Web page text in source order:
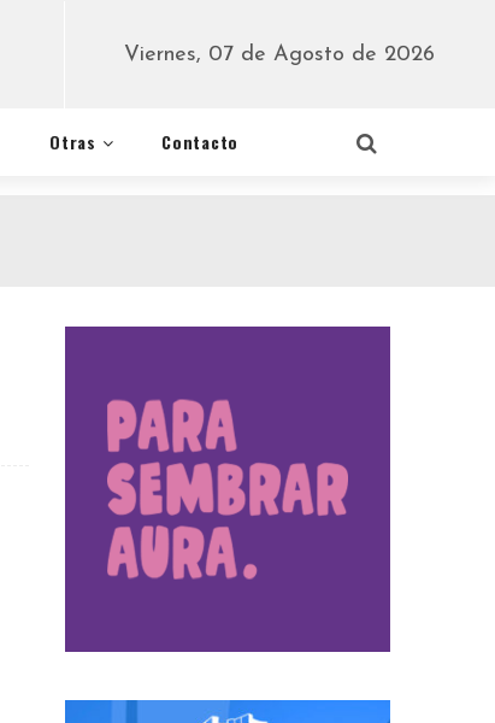
Viernes, 07 de Agosto de 2026
Otras Contacto